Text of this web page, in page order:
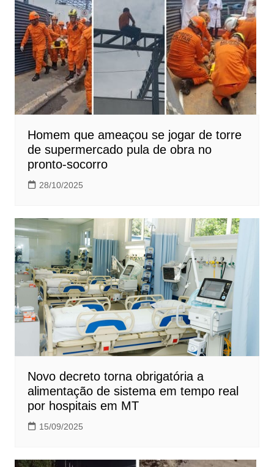
Homem que ameaçou se jogar de torre
de supermercado pula de obra no
pronto-socorro
28/10/2025
Novo decreto torna obrigatória a
alimentação de sistema em tempo real
por hospitais em MT
15/09/2025